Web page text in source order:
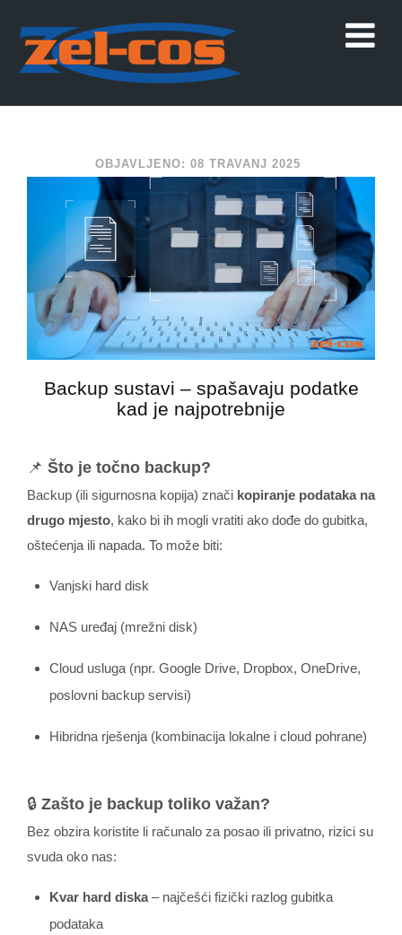
OBJAVLJENO: 08 TRAVANJ 2025
Backup sustavi – spašavaju podatke
kad je najpotrebnije
📌 Što je točno backup?
Backup (ili sigurnosna kopija) znači kopiranje podataka na
drugo mjesto, kako bi ih mogli vratiti ako dođe do gubitka,
oštećenja ili napada. To može biti:
Vanjski hard disk
NAS uređaj (mrežni disk)
Cloud usluga (npr. Google Drive, Dropbox, OneDrive,
poslovni backup servisi)
Hibridna rješenja (kombinacija lokalne i cloud pohrane)
🔒 Zašto je backup toliko važan?
Bez obzira koristite li računalo za posao ili privatno, rizici su
svuda oko nas:
Kvar hard diska– najčešći fizički razlog gubitka
podataka